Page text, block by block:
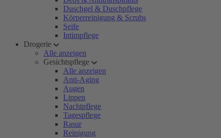
Duschgel & Duschpflege
Körperreinigung & Scrubs
Seife
Intimpflege
Drogerie
Alle anzeigen
Gesichtspflege
Alle anzeigen
Anti-Aging
Augen
Lippen
Nachtpflege
Tagespflege
Rasur
Reinigung